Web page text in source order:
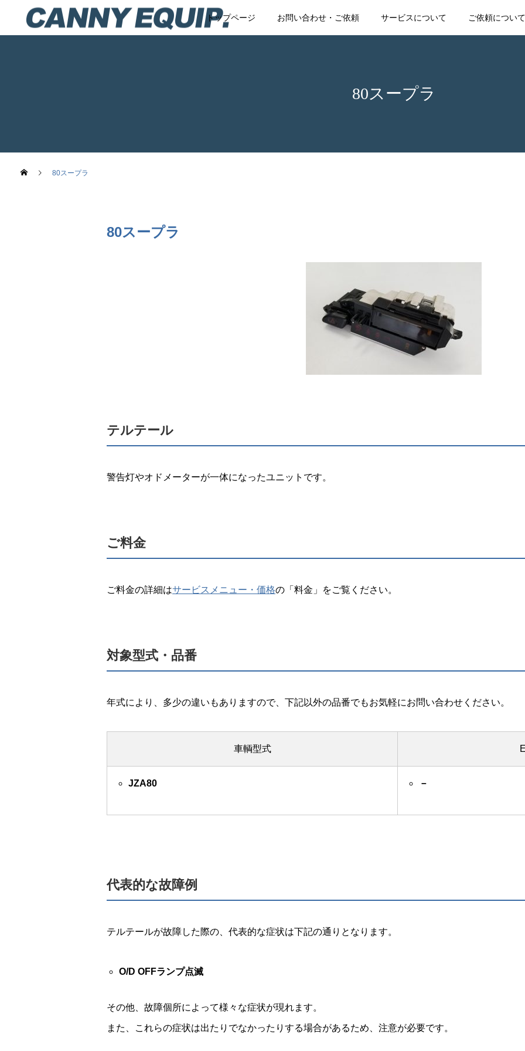
トップページ お問い合わせ・ご依頼 サービスについて ご依頼について
80スープラ
80スープラ
80スープラ
テルテール
警告灯やオドメーターが一体になったユニットです。
ご料金
ご料金の詳細はサービスメニュー・価格の「料金」をご覧ください。
対象型式・品番
年式により、多少の違いもありますので、下記以外の品番でもお気軽にお問い合わせください。
車輌型式
JZA80 －
代表的な故障例
テルテールが故障した際の、代表的な症状は下記の通りとなります。
O/D OFFランプ点滅
その他、故障個所によって様々な症状が現れます。
また、これらの症状は出たりでなかったりする場合があるため、注意が必要です。